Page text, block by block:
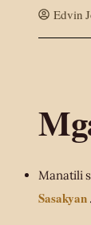
Edvin
Manatili
Sasakyan.